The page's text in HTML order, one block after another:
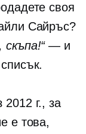
своя
Сайръс?
скъпа!“— и
списък.
2012 г., за
е това,